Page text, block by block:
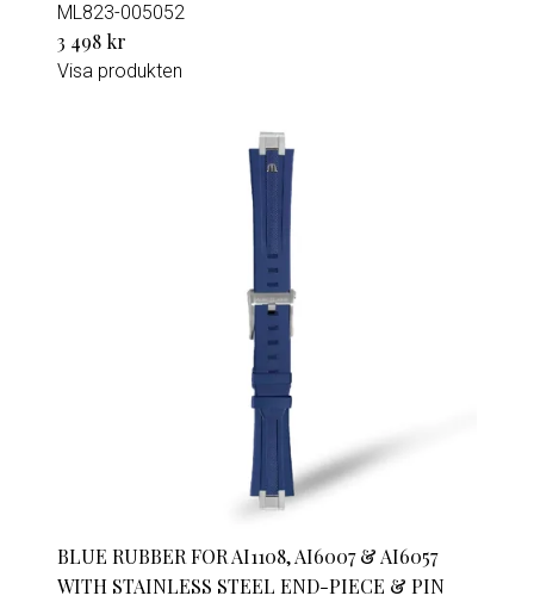
ML823-005052
3 498 kr
Visa produkten
BLUE RUBBER FOR AI1108, AI6007 & AI6057
WITH STAINLESS STEEL END-PIECE & PIN